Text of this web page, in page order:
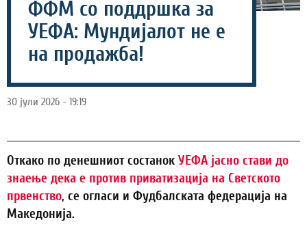
ФФМ со поддршка за
УЕФА: Мундијалот не е
на продажба!
30 јули 2026 - 19:19
Откако по денешниот состанок УЕФА јасно стави до
знаење дека е против приватизација на Светското
првенство, се огласи и Фудбалската федерација на
Македонија.